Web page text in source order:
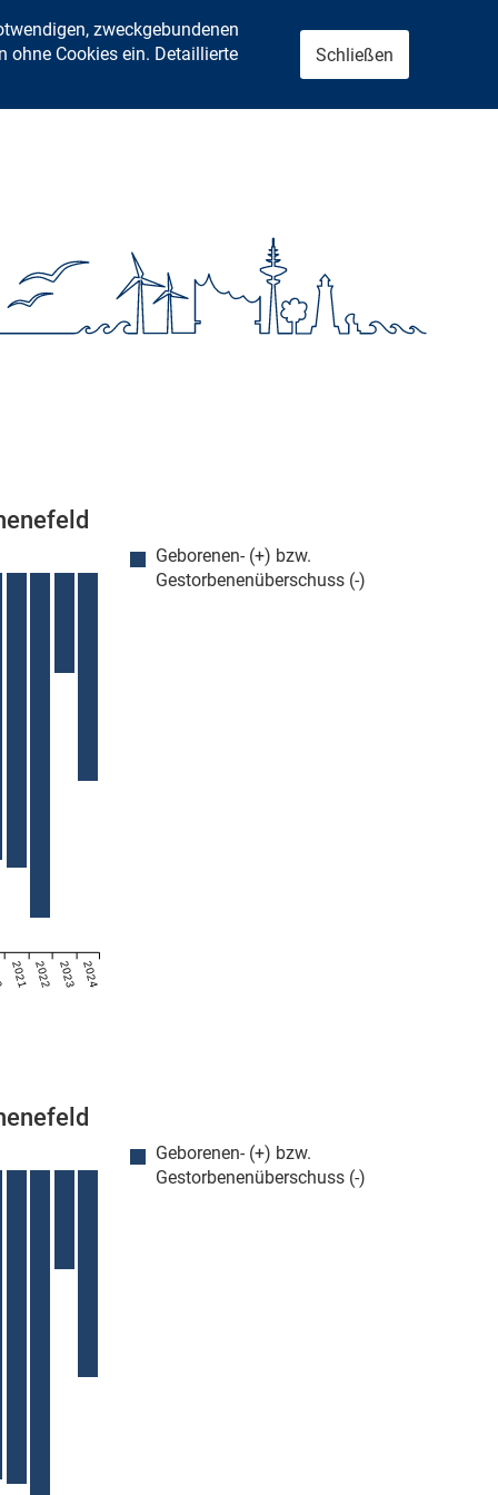
zweckgebundenen
ohne Cookies ein. Detaillierte
Schließen
Geborenen- (+) bzw.
Gestorbenenüberschuss (-)
2021 2022 2023 2024
Geborenen- (+) bzw.
Gestorbenenüberschuss (-)